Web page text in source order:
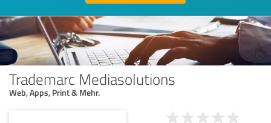
Trademarc Mediasolutions
Web, Apps, Print & Mehr.